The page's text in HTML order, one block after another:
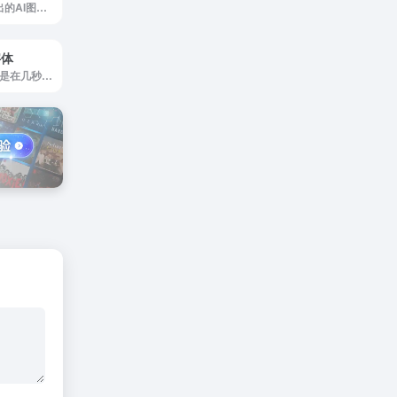
360智绘是360推出的AI图片和绘画生成工具
在线生成图标字体是在几秒钟内创建您的图标字体